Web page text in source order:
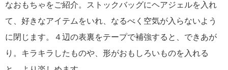
なおもちゃをご紹介。ストックバッグにヘアジェルを入れ
て、好きなアイテムをいれ、なるべく空気が入らないよう
に閉じます。４辺の表裏をテープで補強すると、できあが
り。キラキラしたものや、形がおもしろいものを入れる